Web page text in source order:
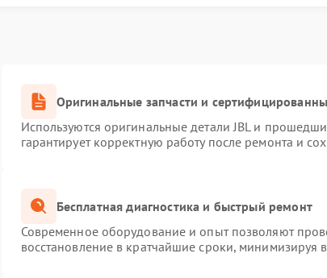
Оригинальные запчасти и
Используются оригинальные детали JBL и
гарантирует корректную работу после ремонта и
Бесплатная диагностика и быстрый ремонт
Современное оборудование и опыт позволяют
восстановление в кратчайшие сроки, минимизируя